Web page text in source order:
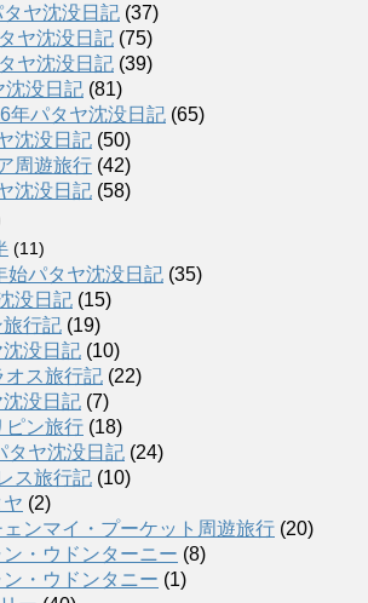
ヤ沈没日記 (37)
ヤ沈没日記 (75)
ヤ沈没日記 (39)
沈没日記 (81)
年パタヤ沈没日記 (65)
沈没日記 (50)
周遊旅行 (42)
沈没日記 (58)
(11)
始パタヤ沈没日記 (35)
没日記 (15)
行記 (19)
没日記 (10)
オス旅行記 (22)
没日記 (7)
ピン旅行 (18)
タヤ沈没日記 (24)
ス旅行記 (10)
(2)
ンマイ・プーケット周遊旅行 (20)
・ウドンターニー (8)
・ウドンタニー (1)